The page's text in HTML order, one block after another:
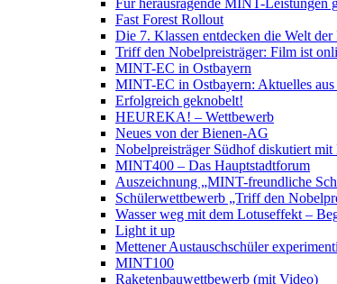
Für herausragende MINT-Leistungen
Fast Forest Rollout
Die 7. Klassen entdecken die Welt
Triff den Nobelpreisträger: Film ist
MINT-EC in Ostbayern
MINT-EC in Ostbayern: Aktuelles aus
Erfolgreich geknobelt!
HEUREKA! – Wettbewerb
Neues von der Bienen-AG
Nobelpreisträger Südhof diskutiert
MINT400 – Das Hauptstadtforum
Auszeichnung „MINT-freundliche
Schülerwettbewerb „Triff den
Wasser weg mit dem Lotuseffekt –
Light it up
Mettener Austauschschüler
MINT100
Raketenbauwettbewerb (mit Video)